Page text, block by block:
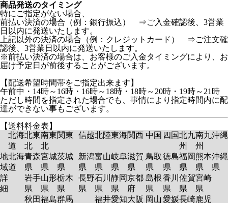
商品発送のタイミング
特にご指定がない場合、
前払い決済の場合（例：銀行振込） ⇒ご入金確認後、3営業
日以内に発送いたします。
上記以外の決済の場合（例：クレジットカード） ⇒ご注文確
認後、3営業日以内に発送いたします。
※前払い決済の場合は、お客様のご入金タイミングにより、お
届け予定日が前後することがございます。
【配送希望時間帯をご指定出来ます】
午前中・14時～16時・16時～18時・18時～20時・19時～21時
ただし時間を指定された場合でも、事情により指定時間内に配
達ができない事もございます。
【送料料金表】
北海
道
北東
北
南東
北
関東 信越北陸東海関西 中国 四国北九
州
南九
州
沖縄
地
域
詳
細
北海
道
青森
県
岩手
県
秋田
宮城
県
山形
県
福島
茨城
県
栃木
県
群馬
新潟
県
長野
県
富山
県
石川
県
福井
岐阜
県
静岡
県
愛知
滋賀
県
京都
府
大阪
鳥取
県
島根
県
岡山
徳島
県
香川
県
愛媛
福岡
県
佐賀
県
長崎
熊本
県
宮崎
県
鹿児
沖縄
県